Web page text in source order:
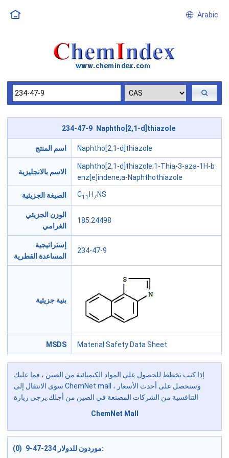
Arabic
234-47-9 Naphtho[2,1-d]thiazole
اسم المنتج Naphtho[2,1-d]thiazole
الاسم بالانجليزية
Naphtho[2,1-d]thiazole;1-Thia-3-aza-1H-b
enz[e]indene;a-Naphthothiazole
الصيغة الجزيئية C11 H7 NS
الوزن الجزيئي
الغرامي
185.24498
إستراتيجية
المساعدة القطرية
234-47-9
بنية جزيئية
MSDS Material Safety Data Sheet
إذا كنت تخطط للحصول على المواد الكيميائية من الصين ، فما عليك
سوى الانتقال إلى ChemNet mall ، وسنحصل على أحدث الأسعار
التنافسية من الشركات المصنعة في الصين من أجلك.يرجى زيارة
ChemNet Mall
موردون للدولار 234-47-9 (0):